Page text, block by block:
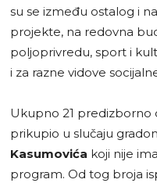
su se između ostalog i
projekte, na redovna
poljoprivredu, sport i
i za razne vidove
Ukupno 21 predizborno
prikupio u slučaju
Kasumovića koji nije
program. Od tog broja